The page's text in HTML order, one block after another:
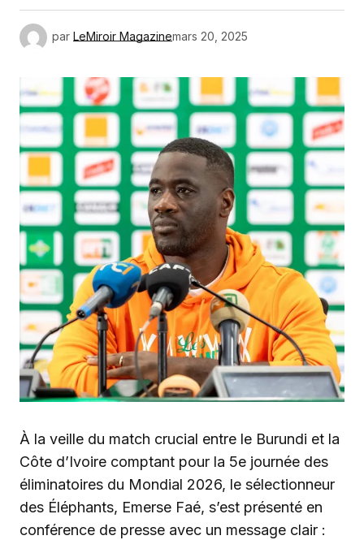
par LeMiroir Magazinemars 20, 2025
À la veille du match crucial entre le Burundi et la
Côte d’Ivoire comptant pour la 5e journée des
éliminatoires du Mondial 2026, le sélectionneur
des Éléphants, Emerse Faé, s’est présenté en
conférence de presse avec un message clair :